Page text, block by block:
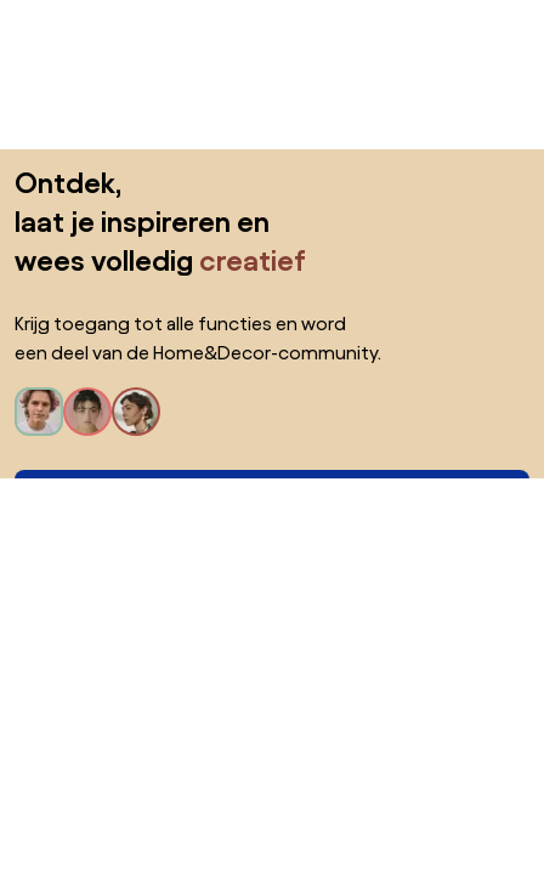
Ontdek,
laat je inspireren en
wees volledig creatief
Krijg toegang tot alle functies en word
een deel van de Home&Decor-community.